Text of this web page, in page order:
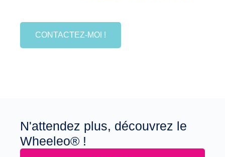
CONTACTEZ-MOI !
N'attendez plus, découvrez le
Wheeleo® !